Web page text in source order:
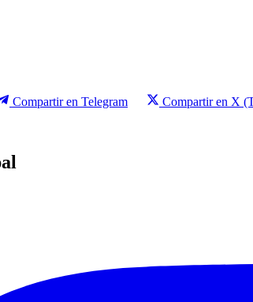
Compartir en Telegram Compartir en X